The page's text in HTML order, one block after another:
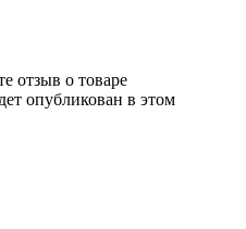
отзыв о товаре
опубликован в этом